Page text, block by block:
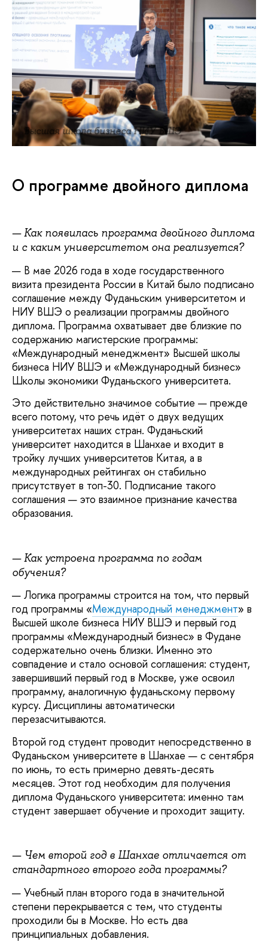
Высшая школа бизнеса НИУ ВШЭ
О программе двойного диплома
— Как появилась программа двойного диплома
и с каким университетом она реализуется?
— В мае 2026 года в ходе государственного
визита президента России в Китай было подписано
соглашение между Фуданьским университетом и
НИУ ВШЭ о реализации программы двойного
диплома. Программа охватывает две близкие по
содержанию магистерские программы:
«Международный менеджмент» Высшей школы
бизнеса НИУ ВШЭ и «Международный бизнес»
Школы экономики Фуданьского университета.
Это действительно значимое событие — прежде
всего потому, что речь идёт о двух ведущих
университетах наших стран. Фуданьский
университет находится в Шанхае и входит в
тройку лучших университетов Китая, а в
международных рейтингах он стабильно
присутствует в топ-30. Подписание такого
соглашения — это взаимное признание качества
образования.
— Как устроена программа по годам
обучения?
— Логика программы строится на том, что первый
год программы «Международный менеджмент» в
Высшей школе бизнеса НИУ ВШЭ и первый год
программы «Международный бизнес» в Фудане
содержательно очень близки. Именно это
совпадение и стало основой соглашения: студент,
завершивший первый год в Москве, уже освоил
программу, аналогичную фуданьскому первому
курсу. Дисциплины автоматически
перезасчитываются.
Второй год студент проводит непосредственно в
Фуданьском университете в Шанхае — с сентября
по июнь, то есть примерно девять-десять
месяцев. Этот год необходим для получения
диплома Фуданьского университета: именно там
студент завершает обучение и проходит защиту.
— Чем второй год в Шанхае отличается от
стандартного второго года программы?
— Учебный план второго года в значительной
степени перекрывается с тем, что студенты
проходили бы в Москве. Но есть два
принципиальных добавления.